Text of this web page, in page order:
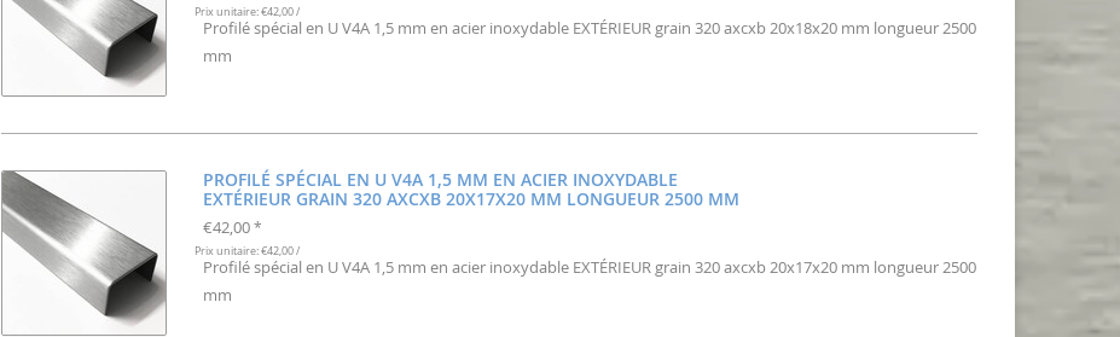
Prix unitaire: €42,00 /
Profilé spécial en U V4A 1,5 mm en acier inoxydable EXTÉRIEUR grain 320 axcxb 20x18x20 mm longueur 2500
mm
PROFILÉ SPÉCIAL EN U V4A 1,5 MM EN ACIER INOXYDABLE
EXTÉRIEUR GRAIN 320 AXCXB 20X17X20 MM LONGUEUR 2500 MM
€42,00 *
Prix unitaire: €42,00 /
Profilé spécial en U V4A 1,5 mm en acier inoxydable EXTÉRIEUR grain 320 axcxb 20x17x20 mm longueur 2500
mm